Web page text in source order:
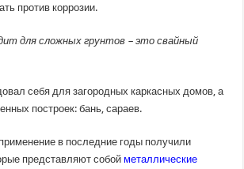
против коррозии.
для сложных грунтов – это свайный
себя для загородных каркасных домов, а
построек: бань, сараев.
в последние годы получили
представляют собойметаллические